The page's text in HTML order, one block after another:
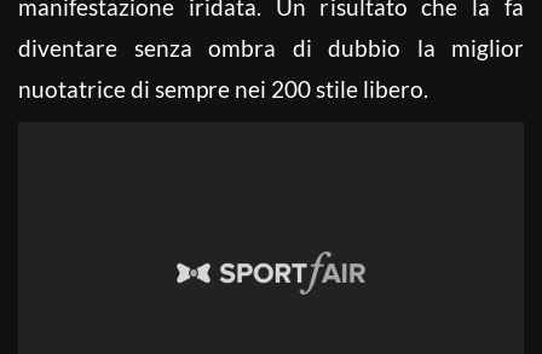
manifestazione iridata. Un risultato che la fa
diventare senza ombra di dubbio la miglior
nuotatrice di sempre nei 200 stile libero.